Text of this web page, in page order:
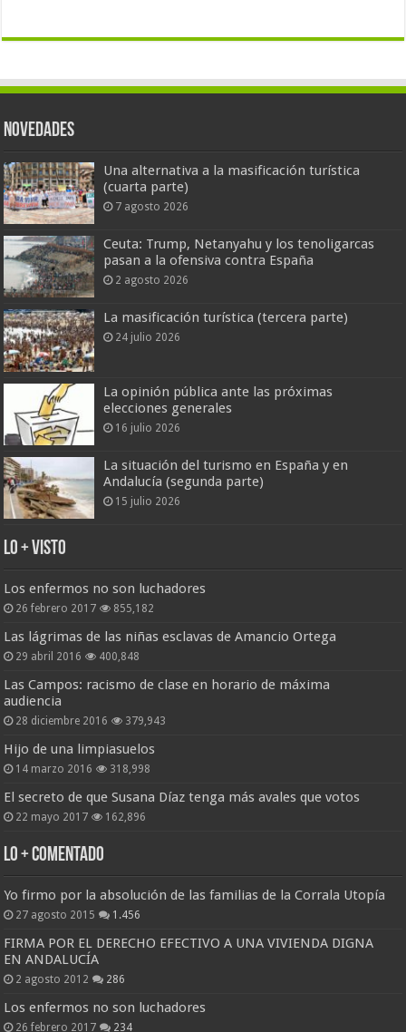
Novedades
Una alternativa a la masificación turística
(cuarta parte)
7 agosto 2026
Ceuta: Trump, Netanyahu y los tenoligarcas
pasan a la ofensiva contra España
2 agosto 2026
La masificación turística (tercera parte)
24 julio 2026
La opinión pública ante las próximas
elecciones generales
16 julio 2026
La situación del turismo en España y en
Andalucía (segunda parte)
15 julio 2026
Lo + Visto
Los enfermos no son luchadores
26 febrero 2017 855,182
Las lágrimas de las niñas esclavas de Amancio Ortega
29 abril 2016 400,848
Las Campos: racismo de clase en horario de máxima
audiencia
28 diciembre 2016 379,943
Hijo de una limpiasuelos
14 marzo 2016 318,998
El secreto de que Susana Díaz tenga más avales que votos
22 mayo 2017 162,896
Lo + Comentado
Yo firmo por la absolución de las familias de la Corrala Utopía
27 agosto 2015 1.456
FIRMA POR EL DERECHO EFECTIVO A UNA VIVIENDA DIGNA
EN ANDALUCÍA
2 agosto 2012 286
Los enfermos no son luchadores
26 febrero 2017 234